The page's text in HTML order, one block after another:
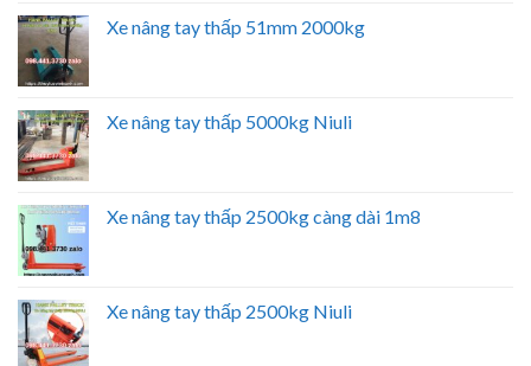
Xe nâng tay thấp 51mm 2000kg
Xe nâng tay thấp 5000kg Niuli
Xe nâng tay thấp 2500kg càng dài 1m8
Xe nâng tay thấp 2500kg Niuli